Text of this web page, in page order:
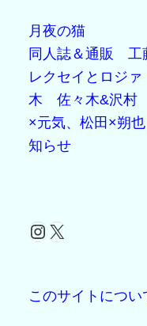
月夜の猫
同人誌＆通販
工
レクセイとロジァ
木
佐々木&沢村
×元気、松田×朔也
知らせ
Instagram
X
このサイトについ